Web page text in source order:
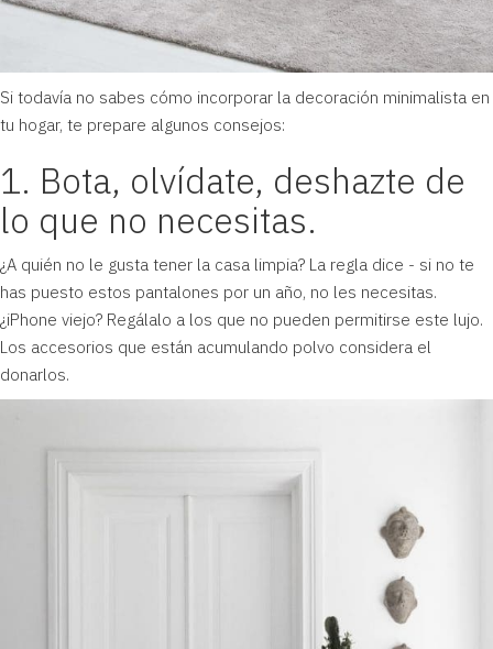
Si todavía no sabes cómo incorporar la decoración minimalista en
tu hogar, te prepare algunos consejos:
1. Bota, olvídate, deshazte de
lo que no necesitas.
¿A quién no le gusta tener la casa limpia? La regla dice - si no te
has puesto estos pantalones por un año, no les necesitas.
¿iPhone viejo? Regálalo a los que no pueden permitirse este lujo.
Los accesorios que están acumulando polvo considera el
donarlos.